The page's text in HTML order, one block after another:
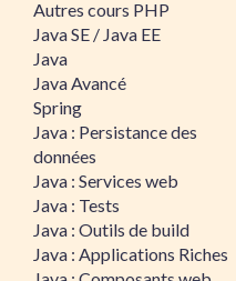
Autres cours PHP
Java SE / Java EE
Java
Java Avancé
Spring
Java : Persistance des
données
Java : Services web
Java : Tests
Java : Outils de build
Java : Applications Riches